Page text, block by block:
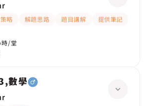
略 解題思路 題目講解 提供筆記
時/堂
數學